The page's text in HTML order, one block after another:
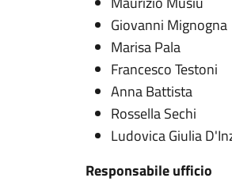
Giovanni Mignogna
Marisa Pala
Francesco Testoni
Anna Battista
Rossella Sechi
Ludovica Giulia
Responsabile ufficio